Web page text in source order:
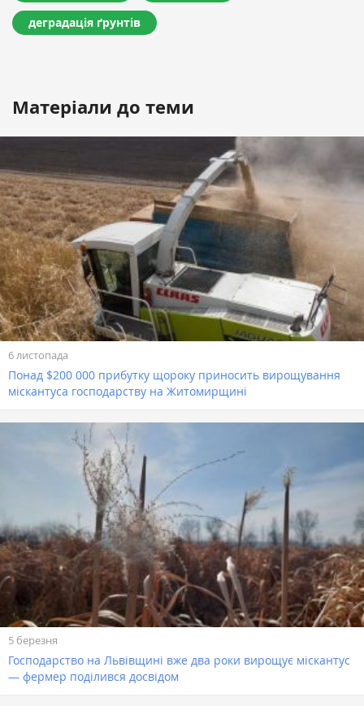
деградація ґрунтів
Матеріали до теми
6 листопада
Понад $200 000 прибутку щороку приносить вирощування
міскантуса господарству на Житомирщині
5 березня
Господарство на Львівщині вже два роки вирощує міскантус
— фермер поділився досвідом